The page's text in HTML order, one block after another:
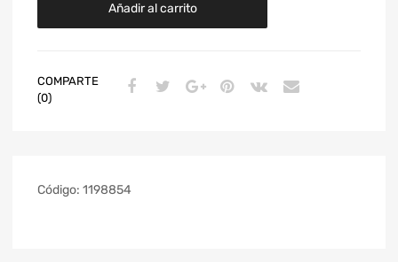
Añadir al carrito
COMPARTE
(0)
Código: 1198854